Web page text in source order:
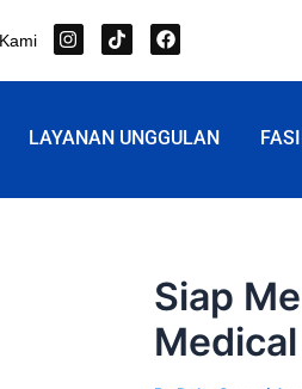
I
n
g
r
T
i
k
F
a
o
o
LAYANAN UNGGULAN
Siap